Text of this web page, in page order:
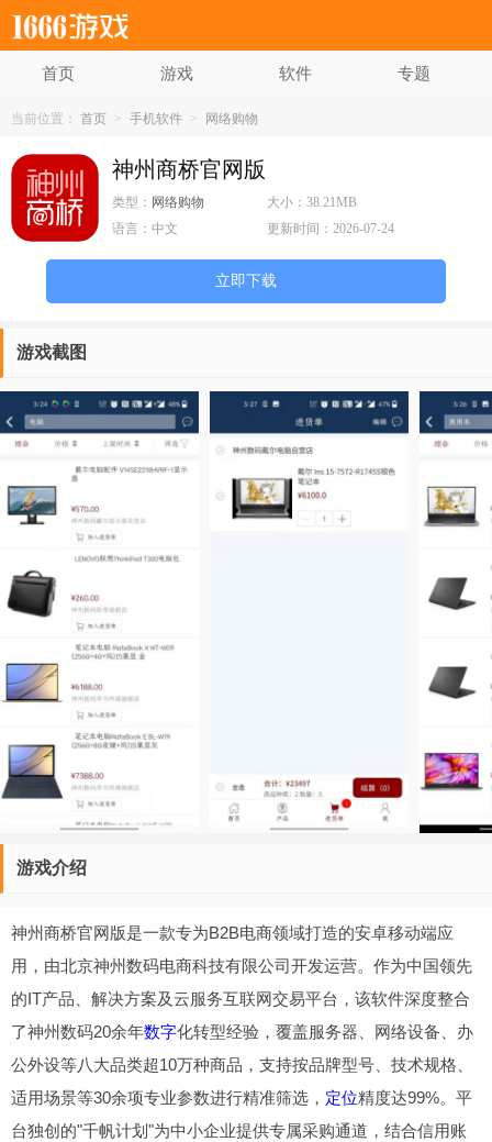
首页 游戏 软件 专题
当前位置： 首页 > 手机软件 > 网络购物
神州商桥官网版
类型： 网络购物 大小：38.21MB
语言： 中文 更新时间：2026-07-24
立即下载
游戏截图
游戏介绍
神州商桥官网版是一款专为B2B电商领域打造的安卓移动端应
用，由北京神州数码电商科技有限公司开发运营。作为中国领先
的IT产品、解决方案及云服务互联网交易平台，该软件深度整合
了神州数码20余年数字化转型经验，覆盖服务器、网络设备、办
公外设等八大品类超10万种商品，支持按品牌型号、技术规格、
适用场景等30余项专业参数进行精准筛选， 定位精度达99%。平
台独创的"千帆计划"为中小企业提供专属采购通道，结合信用账